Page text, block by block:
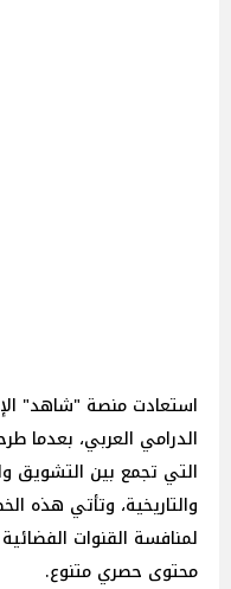
استعادت منصة "شاهد"
الدرامي العربي، بعدما
التي تجمع بين التشويق
والتاريخية، وتأتي هذه
لمنافسة القنوات
محتوى حصري متنوع.